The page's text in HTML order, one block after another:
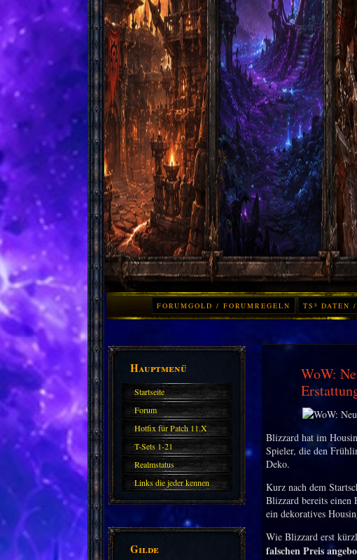
FORUMGOLD / FORUMREGELN TS³ DATEN
Hauptmenü
Startseite
Forum
Hotfix für Patch 11.X
T-Sets 1-21
Realmstatus
Links die jeder kennen
sollte?! Oder nicht?
Gilde
WoW:
Blizzard hat im
Spieler, die den
Deko.
Kurz nach dem
Blizzard bereits
ein dekoratives
Wie Blizzard erst
falschen Preis